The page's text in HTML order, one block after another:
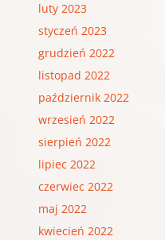
luty 2023
styczeń 2023
grudzień 2022
listopad 2022
październik 2022
wrzesień 2022
sierpień 2022
lipiec 2022
czerwiec 2022
maj 2022
kwiecień 2022